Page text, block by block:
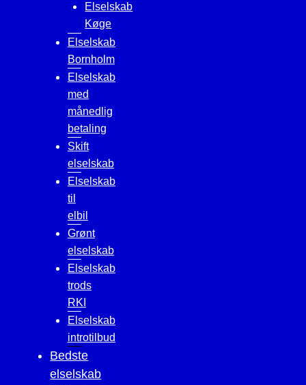
Elselskab
Køge
Elselskab
Bornholm
Elselskab
med
månedlig
betaling
Skift
elselskab
Elselskab
til
elbil
Grønt
elselskab
Elselskab
trods
RKI
Elselskab
introtilbud
Bedste
elselskab